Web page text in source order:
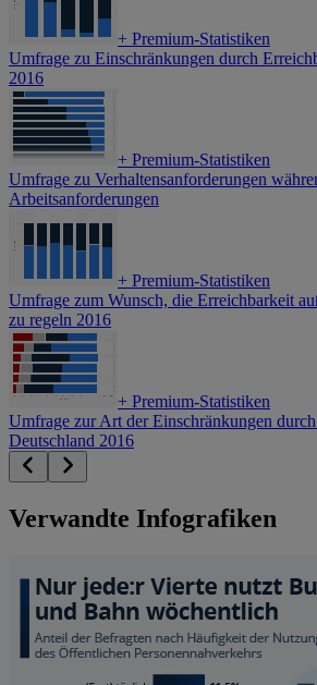
+ Premium-Statistiken
Umfrage zu Einschränkungen durch
2016
+ Premium-Statistiken
Umfrage zu Verhaltensanforderungen
Arbeitsanforderungen
+ Premium-Statistiken
Umfrage zum Wunsch, die Erreichbarkeit
zu regeln 2016
+ Premium-Statistiken
Umfrage zur Art der Einschränkungen
Deutschland 2016
Verwandte Infografiken